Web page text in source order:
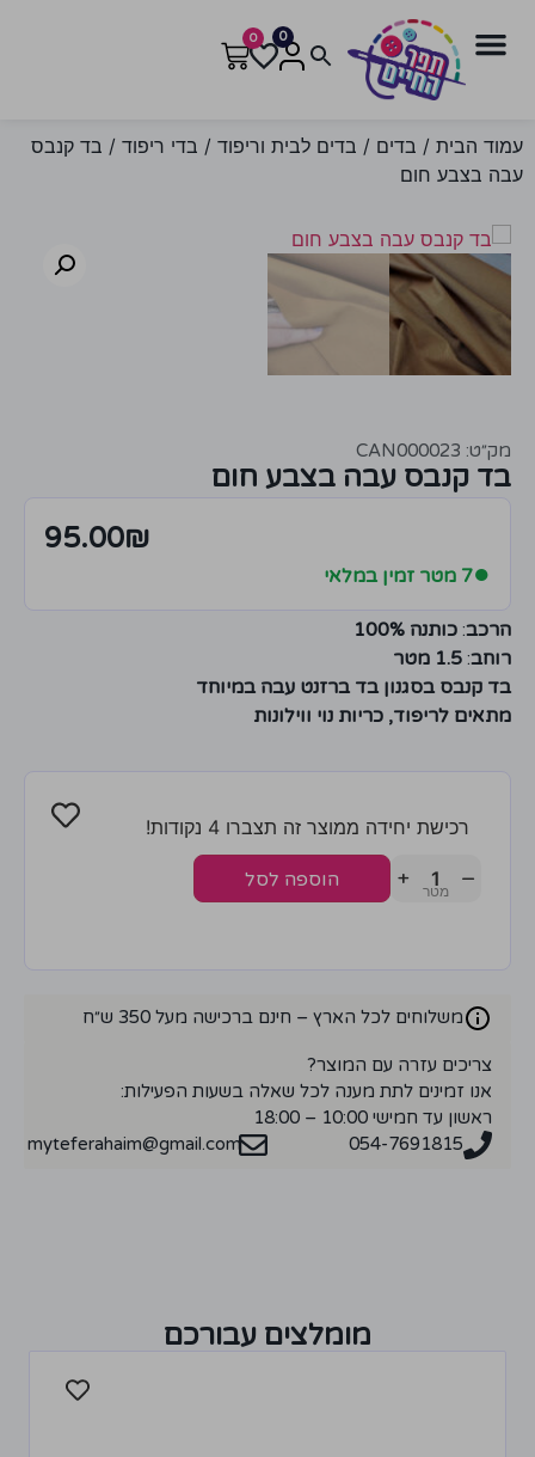
0
0
עמוד הבית / בדים / בדים לבית וריפוד / בדי ריפוד / בד קנבס
עבה בצבע חום
מק״ט: CAN000023
בד קנבס עבה בצבע חום
95.00₪
●7 מטר זמין במלאי
הרכב: כותנה 100%
רוחב:
בד קנבס בסגנון בד ברזנט עבה במיוחד
מתאים לריפוד, כריות נוי ווילונות
רכישת יחידה ממוצר זה תצברו 4 נקודות!
−
+ הוספה לסל
משלוחים לכל הארץ – חינם ברכישה מעל 350 ש״ח
צריכים עזרה עם המוצר?
אנו זמינים לתת מענה לכל שאלה בשעות הפעילות:
ראשון עד חמישי 10:00 – 18:00
054-7691815
myteferahaim@gmail.com
מומלצים עבורכם